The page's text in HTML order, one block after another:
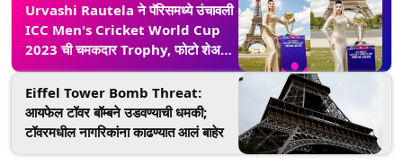
Urvashi Rautela ने पॅरिसमध्ये उंचावली
ICC Men's Cricket World Cup
2023 ची चमकदार Trophy, फोटो शेअर
करत म्हणाली....
Eiffel Tower Bomb Threat:
आयफेल टॉवर बॉम्बने उडवण्याची धमकी;
टॉवरमधील नागरिकांना काढण्यात आलं बाहेर